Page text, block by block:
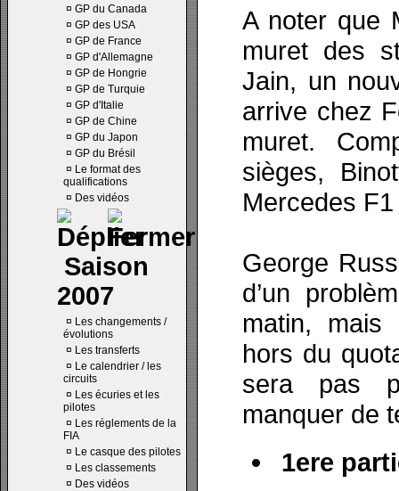
¤ GP du Canada
¤ GP des USA
¤ GP de France
¤ GP d'Allemagne
¤ GP de Hongrie
¤ GP de Turquie
¤ GP d'Italie
¤ GP de Chine
¤ GP du Japon
¤ GP du Brésil
¤ Le format des
qualifications
¤ Des vidéos
Saison
2007
¤ Les changements /
évolutions
¤ Les transferts
¤ Le calendrier / les
circuits
¤ Les écuries et les
pilotes
¤ Les réglements de la
FIA
¤ Le casque des pilotes
¤ Les classements
¤ Des vidéos
A noter que
muret des
Jain, un
arrive chez
muret.
sièges,
Mercedes
George
d’un
matin, mais
hors du
sera pas
manquer de
1ere